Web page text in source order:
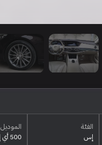
الفئة
إس
الموديل
500 أي إم جي